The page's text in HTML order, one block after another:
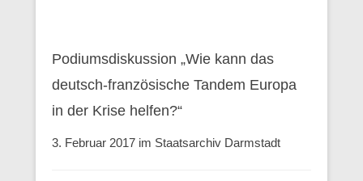
Podiumsdiskussion „Wie kann das
deutsch-französische Tandem Europa
in der Krise helfen?“
3. Februar 2017 im Staatsarchiv Darmstadt